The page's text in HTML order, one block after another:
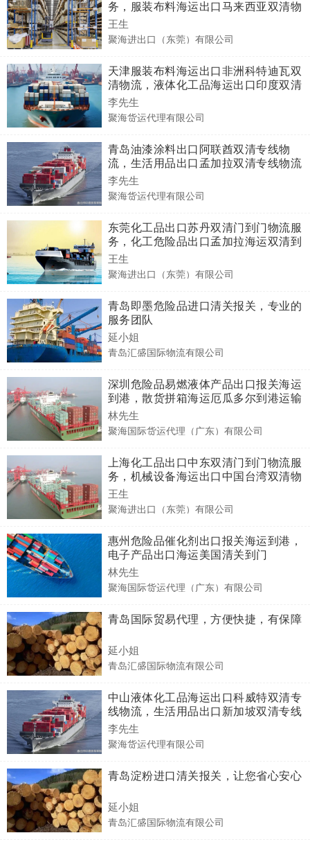
务，服装布料海运出口马来西亚双清物
流到门
王生
聚海进出口（东莞）有限公司
天津服装布料海运出口非洲科特迪瓦双
清物流，液体化工品海运出口印度双清
专线物流
李先生
聚海货运代理有限公司
青岛油漆涂料出口阿联酋双清专线物
流，生活用品出口孟加拉双清专线物流
李先生
聚海货运代理有限公司
东莞化工品出口苏丹双清门到门物流服
务，化工危险品出口孟加拉海运双清到
门
王生
聚海进出口（东莞）有限公司
青岛即墨危险品进口清关报关，专业的
服务团队
延小姐
青岛汇盛国际物流有限公司
深圳危险品易燃液体产品出口报关海运
到港，散货拼箱海运厄瓜多尔到港运输
林先生
聚海国际货运代理（广东）有限公司
上海化工品出口中东双清门到门物流服
务，机械设备海运出口中国台湾双清物
流专线
王生
聚海进出口（东莞）有限公司
惠州危险品催化剂出口报关海运到港，
电子产品出口海运美国清关到门
林先生
聚海国际货运代理（广东）有限公司
青岛国际贸易代理，方便快捷，有保障
延小姐
青岛汇盛国际物流有限公司
中山液体化工品海运出口科威特双清专
线物流，生活用品出口新加坡双清专线
物流
李先生
聚海货运代理有限公司
青岛淀粉进口清关报关，让您省心安心
延小姐
青岛汇盛国际物流有限公司